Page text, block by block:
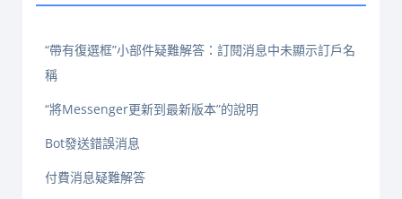
“帶有復選框”小部件疑難解答：訂閱消息中未顯示訂戶名
稱
“將Messenger更新到最新版本”的說明
Bot發送錯誤消息
付費消息疑難解答